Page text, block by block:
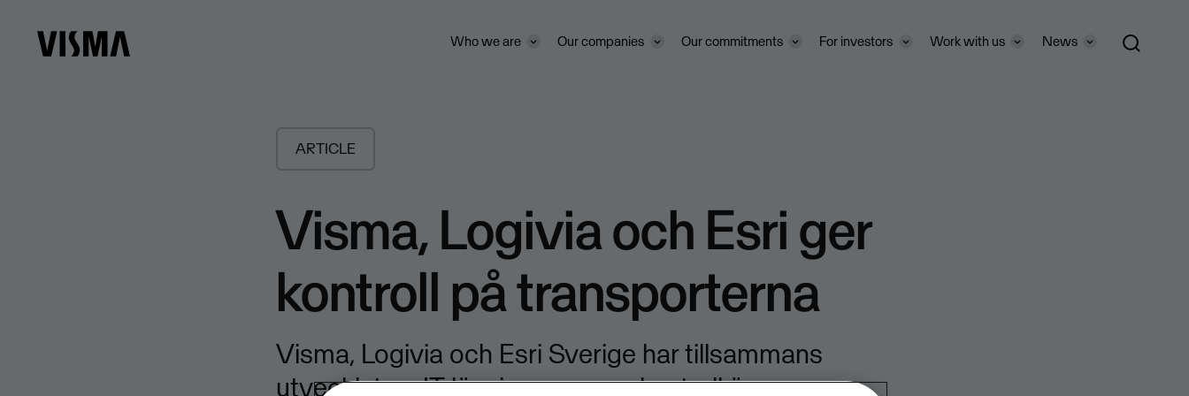
Who we are Our companies Our commitments For investors Work with us News
ARTICLE
Visma, Logivia och Esri ger
kontroll på transporterna
Visma, Logivia och Esri Sverige har tillsammans
utvecklat en IT-lösning som ger kontroll över